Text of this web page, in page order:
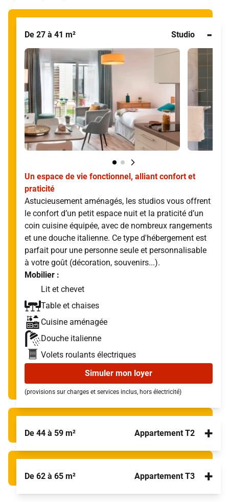
De 27 à 41 m² Studio -
Un espace de vie fonctionnel, alliant confort et
praticité
Astucieusement aménagés, les studios vous offrent
le confort d’un petit espace nuit et la praticité d’un
coin cuisine équipée, avec de nombreux rangements
et une douche italienne. Ce type d'hébergement est
parfait pour une personne seule et personnalisable
à votre goût (décoration, souvenirs...).
Mobilier :
Lit et chevet
Table et chaises
Cuisine aménagée
Douche italienne
Volets roulants électriques
Simuler mon loyer
(provisions sur charges et services inclus, hors électricité)
De 44 à 59 m² Appartement T2 +
De 62 à 65 m² Appartement T3 +